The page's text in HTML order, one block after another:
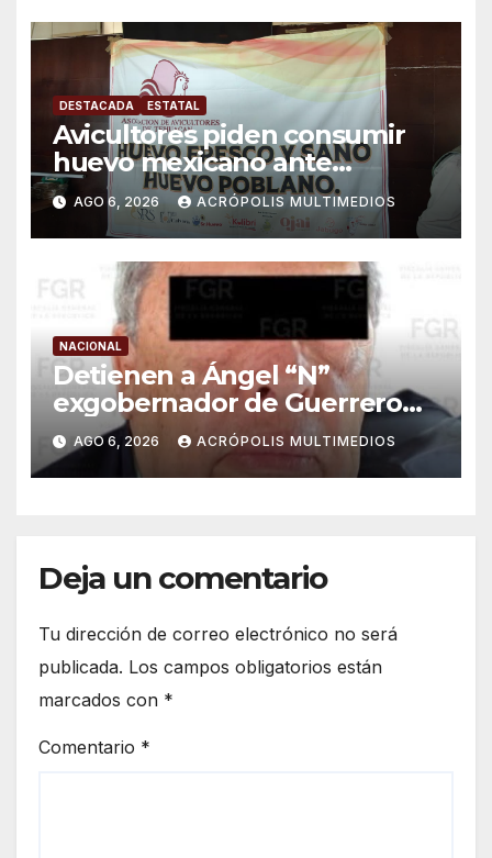
DESTACADA ESTATAL
Avicultores piden consumir
huevo mexicano ante
importaciones
AGO 6, 2026 ACRÓPOLIS MULTIMEDIOS
NACIONAL
Detienen a Ángel “N”
exgobernador de Guerrero
por caso Ayotzinapa
AGO 6, 2026 ACRÓPOLIS MULTIMEDIOS
Deja un comentario
Tu dirección de correo electrónico no será
publicada. Los campos obligatorios están
marcados con *
Comentario *